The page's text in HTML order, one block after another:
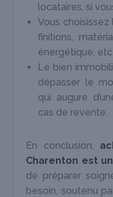
locataires, si
Vous
finitions,
énergétique, etc.
Le bien
dépasser le
qui augure
cas de revente.
En conclusion,
Charenton est
de préparer
besoin, soutenu